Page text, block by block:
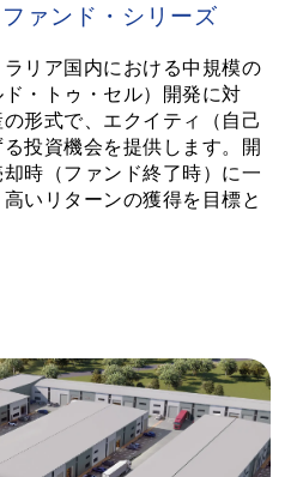
ァンド・シリーズ
リア国内における中規模の
・トゥ・セル）開発に対
形式で、エクイティ（自己
投資機会を提供します。開
時（ファンド終了時）に一
いリターンの獲得を目標と